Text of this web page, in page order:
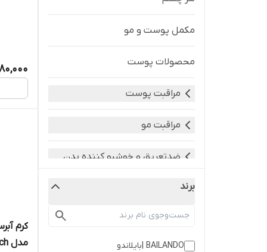
مکمل پوست و مو
محصولات پوست
مراقبت پوست
مراقبت مو
ضدتعریق و خوشبو کننده بدن
برند
BAILANDO |بایلاندو
کرم
مدل Rich